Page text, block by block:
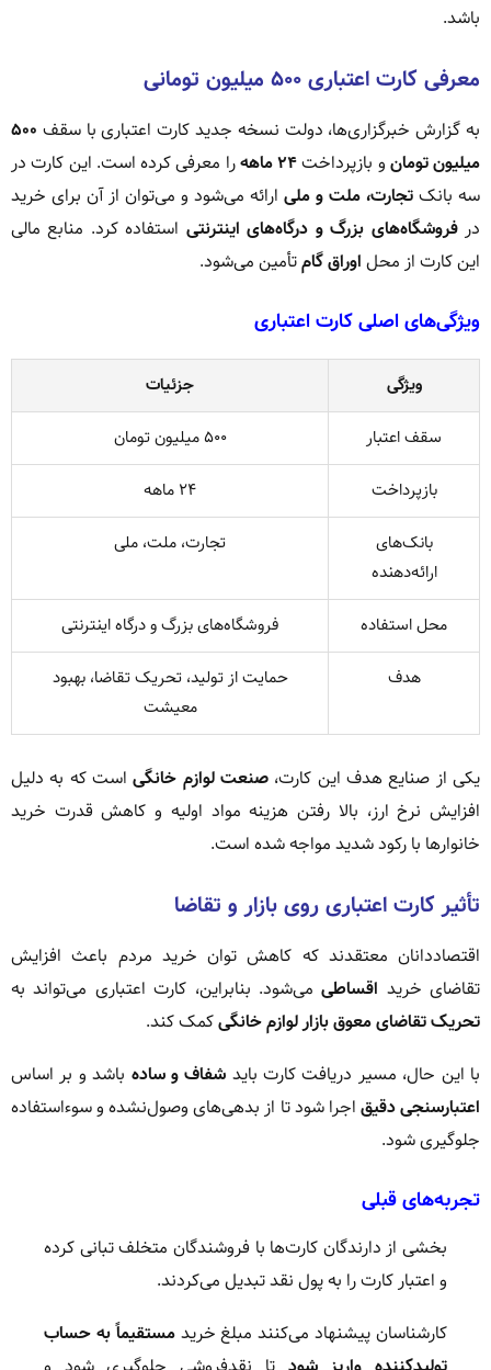
باشد.
معرفی کارت اعتباری ۵۰۰ میلیون تومانی
به گزارش خبرگزاری‌ها، دولت نسخه جدید کارت اعتباری با سقف ۵۰۰
میلیون تومان و بازپرداخت۲۴ ماهه
را معرفی کرده است. این کارت در
سه بانک تجارت، ملت و ملی ارائه می‌شود و می‌توان از آن برای خرید
درفروشگاه‌های بزرگ و درگاه‌های اینترنتی استفاده کرد. منابع مالی
این کارت از محل اوراق گامتأمین می‌شود.
ویژگی‌های اصلی کارت اعتباری
ویژگی
جزئیات
سقف اعتبار
۵۰۰ میلیون تومان
بازپرداخت
۲۴ ماهه
بانک‌های
ارائه‌دهنده
تجارت، ملت، ملی
محل استفاده
فروشگاه‌های بزرگ و درگاه اینترنتی
هدف
حمایت از تولید، تحریک تقاضا، بهبود
معیشت
یکی از صنایع هدف این کارت، صنعت لوازم خانگیاست که به دلیل
افزایش نرخ ارز، بالا رفتن هزینه مواد اولیه و کاهش قدرت خرید
خانوارها با رکود شدید مواجه شده است.
تأثیر کارت اعتباری روی بازار و تقاضا
اقتصاددانان معتقدند که کاهش توان خرید مردم باعث افزایش
تقاضای خرید اقساطیمی‌شود. بنابراین، کارت اعتباری می‌تواند به
تحریک تقاضای معوق بازار لوازم خانگیکمک کند.
با این حال، مسیر دریافت کارت باید شفاف و ساده باشد و بر اساس
اعتبارسنجی دقیق اجرا شود تا از بدهی‌های وصول‌نشده و سوءاستفاده
جلوگیری شود.
تجربه‌های قبلی
بخشی از دارندگان کارت‌ها با فروشندگان متخلف تبانی کرده
و اعتبار کارت را به پول نقد تبدیل می‌کردند.
کارشناسان پیشنهاد می‌کنند مبلغ خریدمستقیماً به حساب